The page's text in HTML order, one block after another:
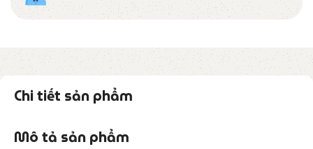
Chi tiết sản phẩm
Mô tả sản phẩm